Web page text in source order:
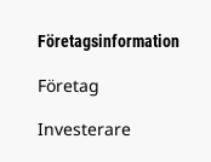
Företagsinformation
Företag
Investerare